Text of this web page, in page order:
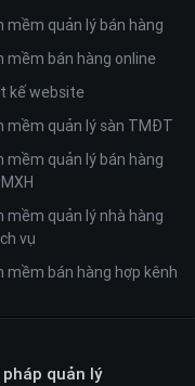
mềm quản lý bán hàng
mềm bán hàng online
kế website
mềm quản lý sàn TMĐT
mềm quản lý bán hàng
mềm quản lý nhà hàng
vụ
mềm bán hàng hợp kênh
pháp quản lý